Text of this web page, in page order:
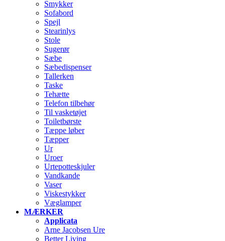
Smykker
Sofabord
Spejl
Stearinlys
Stole
Sugerør
Sæbe
Sæbedispenser
Tallerken
Taske
Tehætte
Telefon tilbehør
Til vasketøjet
Toiletbørste
Tæppe løber
Tæpper
Ur
Uroer
Urtepotteskjuler
Vandkande
Vaser
Viskestykker
Væglamper
MÆRKER
Applicata
Arne Jacobsen Ure
Better Living